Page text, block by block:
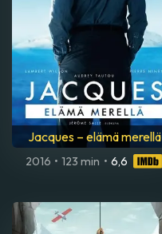
Jacques – elämä merellä
2016 • 123 min • 6,6